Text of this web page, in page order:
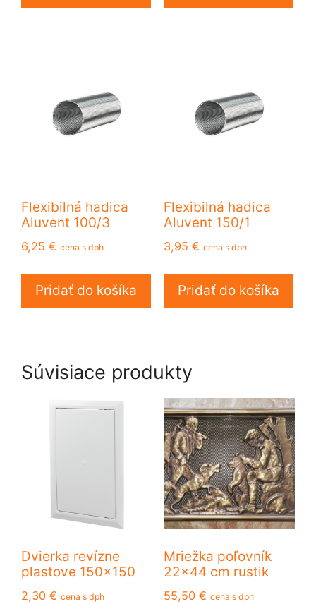
Flexibilná hadica
Aluvent 100/3
6,25 € cena s dph
Pridať do košíka
Flexibilná hadica
Aluvent 150/1
3,95 € cena s dph
Pridať do košíka
Súvisiace produkty
Dvierka revízne
plastove 150×150
2,30 € cena s dph
Mriežka poľovník
22×44 cm rustik
55,50 € cena s dph